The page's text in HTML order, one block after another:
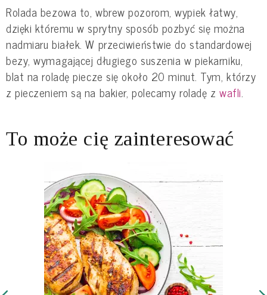
Rolada bezowa to, wbrew pozorom, wypiek łatwy,
dzięki któremu w sprytny sposób pozbyć się można
nadmiaru białek. W przeciwieństwie do standardowej
bezy, wymagającej długiego suszenia w piekarniku,
blat na roladę piecze się około 20 minut. Tym, którzy
z pieczeniem są na bakier, polecamy roladę z wafli.
To może cię zainteresować